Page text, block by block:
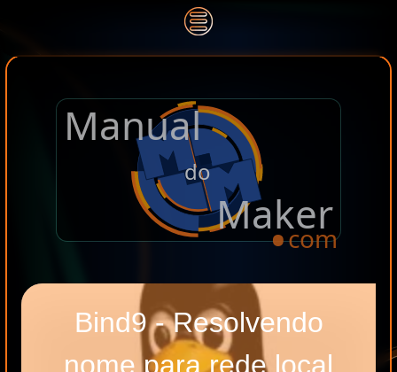
Manual
do
Maker
.com
Bind9 - Resolvendo
nome para rede local